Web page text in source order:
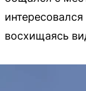
восхищаясь